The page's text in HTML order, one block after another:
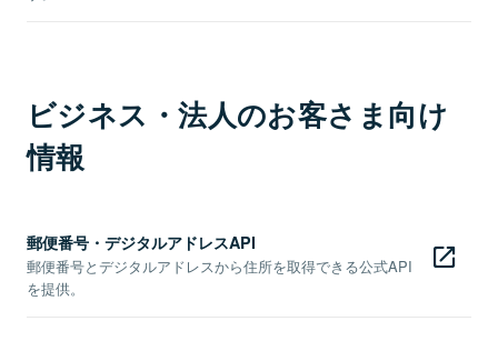
ビジネス・法人のお客さま向け
情報
郵便番号・デジタルアドレスAPI
郵便番号とデジタルアドレスから住所を取得できる公式API
を提供。